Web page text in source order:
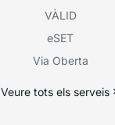
VÀLID
eSET
Via Oberta
Veure tots els serveis